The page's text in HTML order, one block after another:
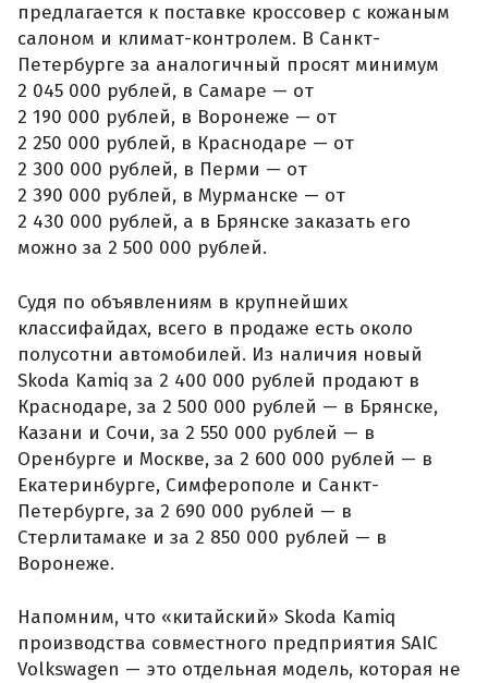
предлагается к поставке кроссовер с кожаным
салоном и климат-контролем. В Санкт-
Петербурге за аналогичный просят минимум
2 045 000 рублей, в Самаре — от
2 190 000 рублей, в Воронеже — от
2 250 000 рублей, в Краснодаре — от
2 300 000 рублей, в Перми — от
2 390 000 рублей, в Мурманске — от
2 430 000 рублей, а в Брянске заказать его
можно за 2 500 000 рублей.
Судя по объявлениям в крупнейших
классифайдах, всего в продаже есть около
полусотни автомобилей. Из наличия новый
Skoda Kamiq за 2 400 000 рублей продают в
Краснодаре, за 2 500 000 рублей — в Брянске,
Казани и Сочи, за 2 550 000 рублей — в
Оренбурге и Москве, за 2 600 000 рублей — в
Екатеринбурге, Симферополе и Санкт-
Петербурге, за 2 690 000 рублей — в
Стерлитамаке и за 2 850 000 рублей — в
Воронеже.
Напомним, что «китайский» Skoda Kamiq
производства совместного предприятия SAIC
Volkswagen — это отдельная модель, которая не